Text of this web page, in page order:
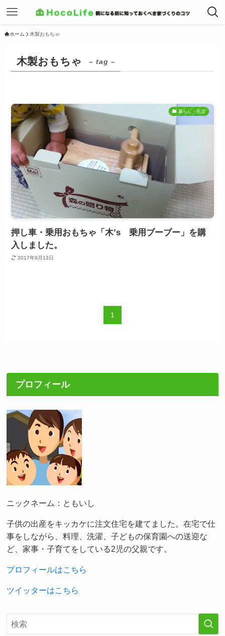
ホーム 木製おもちゃ
木製おもちゃ – tag –
暮らし・生活
押し車・乗用おもちゃ「木’s 乗用ブーブー」を購
入しました。
2017年9月13日
1
プロフィール
ニックネーム：ともいし
子供の出産をキッカケに注文住宅を建てました。在宅で仕
事をしながら、料理、洗濯、子どもの保育園への送迎な
ど、家事・子育てをしている2児の父親です。
プロフィールはこちら
ツイッターはこちら